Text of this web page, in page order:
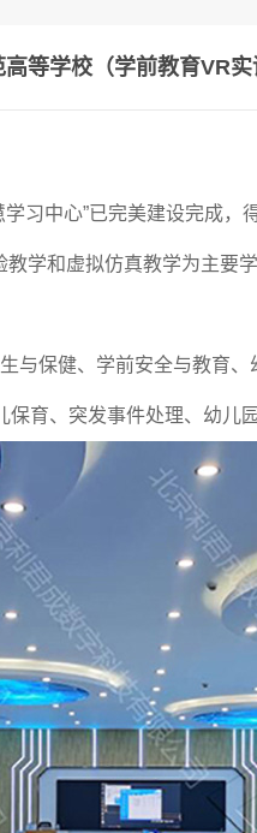
等学校（学前教育VR实
习中心”已完美建设完成，
学和虚拟仿真教学为主要
与保健、学前安全与教育
育、突发事件处理、幼儿